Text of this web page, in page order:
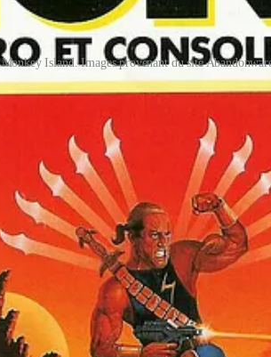
Island. Images provenant du site
Point & Click” ne vend plus autant, et n’existe
l’on peut encore avoir la chance de jouer à